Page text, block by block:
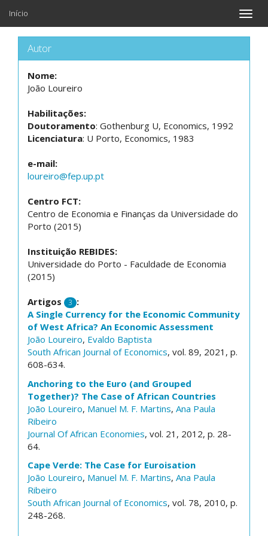
Toggle
Início
Autor
Nome:
João Loureiro
Habilitações:
Doutoramento: Gothenburg U, Economics, 1992
Licenciatura: U Porto, Economics, 1983
e-mail:
loureiro@fep.up.pt
Centro FCT:
Centro de Economia e Finanças da Universidade do
Porto (2015)
Instituição REBIDES:
Universidade do Porto - Faculdade de Economia
(2015)
Artigos 3 :
A Single Currency for the Economic Community
of West Africa? An Economic Assessment
João Loureiro, Evaldo Baptista
South African Journal of Economics, vol. 89, 2021, p.
608-634.
Anchoring to the Euro (and Grouped
Together)? The Case of African Countries
João Loureiro, Manuel M. F. Martins, Ana Paula
Ribeiro
Journal Of African Economies, vol. 21, 2012, p. 28-
64.
Cape Verde: The Case for Euroisation
João Loureiro, Manuel M. F. Martins, Ana Paula
Ribeiro
South African Journal of Economics, vol. 78, 2010, p.
248-268.